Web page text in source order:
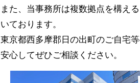
また、当事務所は複数拠点を構え
いております。
東京都西多摩郡日の出町のご自宅
安心してぜひご相談ください。